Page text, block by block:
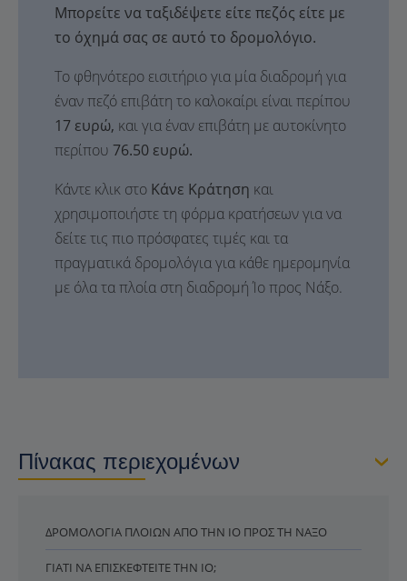
Μπορείτε να ταξιδέψετε είτε πεζός είτε με
το όχημά σας σε αυτό το δρομολόγιο.
Το φθηνότερο εισιτήριο για μία διαδρομή για
έναν πεζό επιβάτη το καλοκαίρι είναι περίπου
17 ευρώ, και για έναν επιβάτη με αυτοκίνητο
περίπου 76.50 ευρώ.
Κάντε κλικ στο Κάνε Κράτηση και
χρησιμοποιήστε τη φόρμα κρατήσεων για να
δείτε τις πιο πρόσφατες τιμές και τα
πραγματικά δρομολόγια για κάθε ημερομηνία
με όλα τα πλοία στη διαδρομή Ίο προς Νάξο.
Πίνακας περιεχομένων
ΔΡΟΜΟΛΌΓΙΑ ΠΛΟΊΩΝ ΑΠΌ ΤΗΝ ΊΟ ΠΡΟΣ ΤΗ ΝΆΞΟ
ΓΙΑΤΊ ΝΑ ΕΠΙΣΚΕΦΤΕΊΤΕ ΤΗΝ ΊΟ;